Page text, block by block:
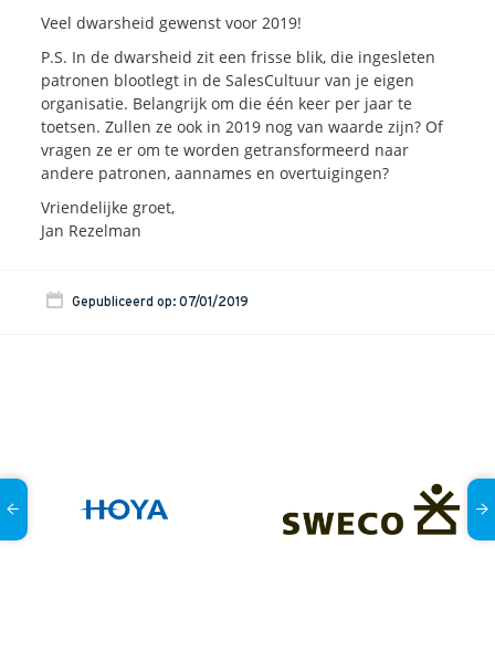
Veel dwarsheid gewenst voor 2019!
P.S. In de dwarsheid zit een frisse blik, die ingesleten
patronen blootlegt in de SalesCultuur van je eigen
organisatie. Belangrijk om die één keer per jaar te
toetsen. Zullen ze ook in 2019 nog van waarde zijn? Of
vragen ze er om te worden getransformeerd naar
andere patronen, aannames en overtuigingen?
Vriendelijke groet,
Jan Rezelman
Gepubliceerd op: 07/01/2019